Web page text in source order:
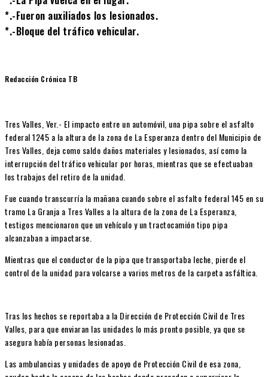
*.-Fueron auxiliados los lesionados.
*.-Bloque del tráfico vehicular.
Redacción Crónica TB
Tres Valles, Ver.- El impacto entre un automóvil, una pipa sobre el asfalto
federal 1245 a la altura de la zona de La Esperanza dentro del Municipio de
Tres Valles, deja como saldo daños materiales y lesionados, así como la
interrupción del tráfico vehicular por horas, mientras que se efectuaban
los trabajos del retiro de la unidad.
Fue cuando transcurría la mañana cuando sobre el asfalto federal 145 en su
tramo La Granja a Tres Valles a la altura de la zona de La Esperanza,
testigos mencionaron que un vehículo y un tractocamión tipo pipa
alcanzaban a impactarse.
Mientras que el conductor de la pipa que transportaba leche, pierde el
control de la unidad para volcarse a varios metros de la carpeta asfáltica.
Tras los hechos se reportaba a la Dirección de Protección Civil de Tres
Valles, para que enviaran las unidades lo más pronto posible, ya que se
asegura había personas lesionadas.
Las ambulancias y unidades de apoyo de Protección Civil de esa zona,